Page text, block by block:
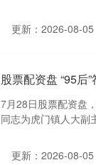
更新：2026-08-05
股票配资盘 “95后
7月28日股票配资盘
同志为虎门镇人大副
更新：2026-08-05